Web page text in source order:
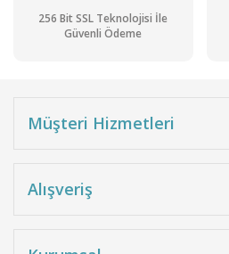
256 Bit SSL Teknolojisi İle
Güvenli Ödeme
Müşteri Hizmetleri
Alışveriş